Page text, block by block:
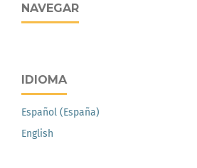
NAVEGAR
IDIOMA
Español (España)
English